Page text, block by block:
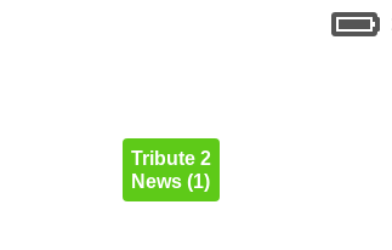
Tribute 2
News (1)